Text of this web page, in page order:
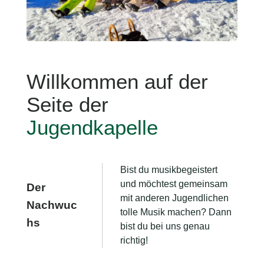
Willkommen auf der
Seite der
Jugendkapelle
Der
Nachwuc
hs
Bist du musikbegeistert
und möchtest gemeinsam
mit anderen Jugendlichen
tolle Musik machen? Dann
bist du bei uns genau
richtig!